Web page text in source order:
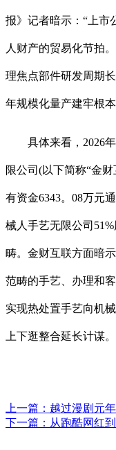
报》记者暗示：“上市
人财产的贸易化节拍
理焦点部件研发周期
年规模化量产建牢根本
具体来看，2026年1
限公司(以下简称“金
有资金6343。08万元
械人手艺无限公司
畴。金财互联方面暗
范畴的手艺、办理和
实现热处置手艺向机
上下逛整合延长计谋。
上一篇： 越过漫剧元
下一篇： 从跑酷网红